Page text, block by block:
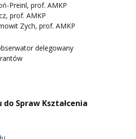
Preinl, prof. AMKP
prof. AMKP
Zych, prof. AMKP
delegowany
do Spraw Kształcenia